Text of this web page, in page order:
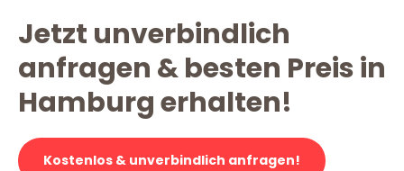
Jetzt unverbindlich
anfragen & besten Preis in
Hamburg erhalten!
Kostenlos & unverbindlich anfragen!